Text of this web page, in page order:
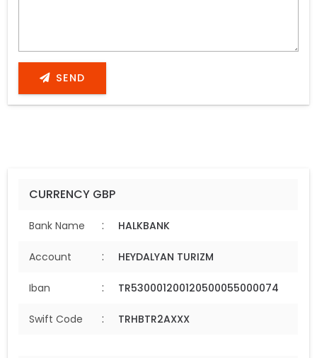
SEND
CURRENCY GBP
Bank Name : HALKBANK
Account : HEYDALYAN TURIZM
Iban : TR530001200120500055000074
Swift Code : TRHBTR2AXXX